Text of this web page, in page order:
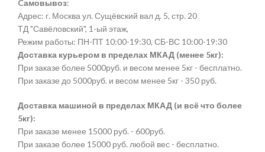
Cамовывоз:
Адрес: г. Москва ул. Сущёвский вал д. 5, стр. 20
ТД "Савёловский", 1-ый этаж,
Режим работы: ПН-ПТ 10:00-19:30, СБ-ВС 10:00-19:30
Доставка курьером в пределах МКАД (менее 5кг):
При заказе более 5000руб. и весом менее 5кг - бесплатно.
При заказе до 5000руб. и весом менее 5кг - 350 руб.
Доставка машиной в пределах МКАД (и всё что более
5кг):
При заказе менее 15000 руб. - 600руб.
При заказе более 15000 руб. любой вес - бесплатно.